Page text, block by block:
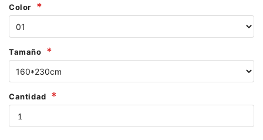
Color
Tamaño
Cantidad